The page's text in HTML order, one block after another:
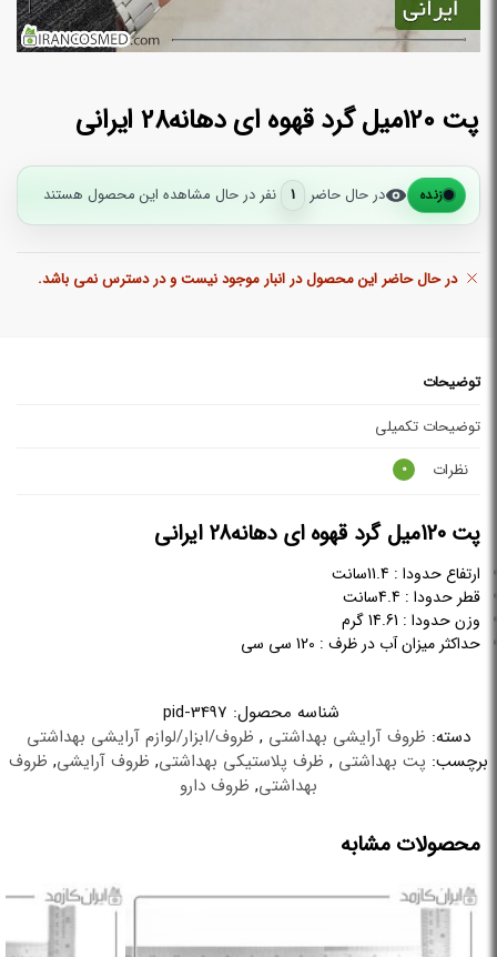
پت 120میل گرد قهوه ای دهانه28 ایرانی
زنده در حال حاضر 1 نفر در حال مشاهده این محصول هستند
در حال حاضر این محصول در انبار موجود نیست و در دسترس نمی باشد.
توضیحات
توضیحات تکمیلی
نظرات
0
پت 120میل گرد قهوه ای دهانه28 ایرانی
ارتفاع حدودا : 11.4سانت
قطر حدودا : 4.4سانت
وزن حدودا : 14.61 گرم
حداکثر میزان آب در ظرف : 120 سی سی
شناسه محصول: pid-3497
دسته: ظروف آرایشی بهداشتی , ظروف/ابزار/لوازم آرایشی بهداشتی
برچسب: پت بهداشتی , ظرف پلاستیکی بهداشتی, ظروف آرایشی, ظروف
بهداشتی, ظروف دارو
محصولات مشابه